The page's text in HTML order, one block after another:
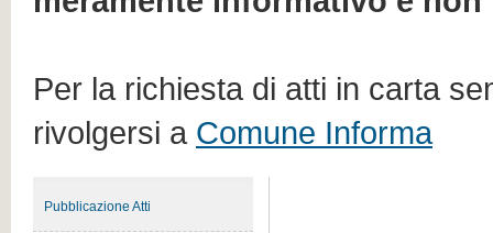
Per la richiesta di atti in carta
rivolgersi a Comune Informa
Pubblicazione Atti